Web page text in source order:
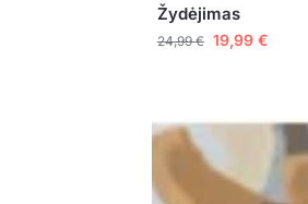
Žydėjimas
24,99€ 19,99 €